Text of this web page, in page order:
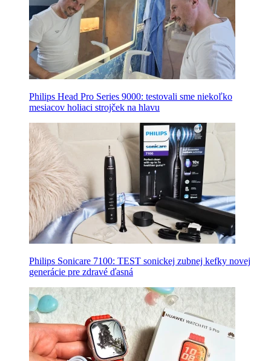
Philips Head Pro Series 9000: testovali sme niekoľko
mesiacov holiaci strojček na hlavu
Philips Sonicare 7100: TEST sonickej zubnej kefky novej
generácie pre zdravé ďasná